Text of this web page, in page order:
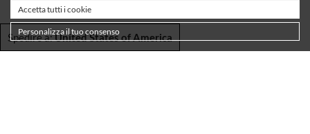
Spedire a:United States of America
Accetta tutti i cookie
Personalizza il tuo consenso